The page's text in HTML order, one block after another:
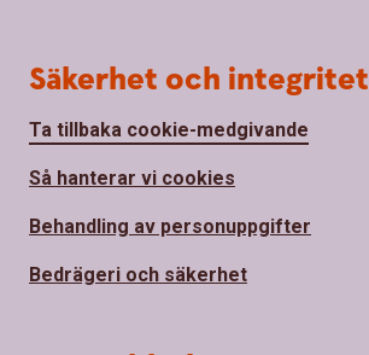
Säkerhet och integritet
Ta tillbaka cookie-medgivande
Så hanterar vi cookies
Behandling av personuppgifter
Bedrägeri och säkerhet